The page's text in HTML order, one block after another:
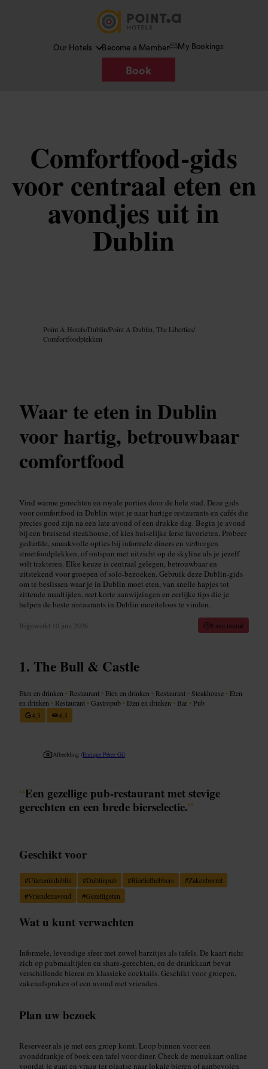
Our Hotels Become a Member My Bookings
Book
Comfortfood-gids
voor centraal eten en
avondjes uit in
Dublin
Point A Hotels/Dublin/Point A Dublin, The Liberties/
Comfortfoodplekken
Waar te eten in Dublin
voor hartig, betrouwbaar
comfortfood
Vind warme gerechten en royale porties door de hele stad. Deze gids
voor comfortfood in Dublin wijst je naar hartige restaurants en cafés die
precies goed zijn na een late avond of een drukke dag. Begin je avond
bij een bruisend steakhouse, of kies huiselijke Ierse favorieten. Probeer
gedurfde, smaakvolle opties bij informele diners en verborgen
streetfoodplekken, of ontspan met uitzicht op de skyline als je jezelf
wilt trakteren. Elke keuze is centraal gelegen, betrouwbaar en
uitstekend voor groepen of solo-bezoeken. Gebruik deze Dublin-gids
om te beslissen waar je in Dublin moet eten, van snelle hapjes tot
zittende maaltijden, met korte aanwijzingen en eerlijke tips die je
helpen de beste restaurants in Dublin moeiteloos te vinden.
Bijgewerkt 10 juni 2026 8 min leestijd
The Bull & Castle
Eten en drinken • Restaurant • Eten en drinken • Restaurant • Steakhouse • Eten
en drinken • Restaurant •Gastropub • Eten en drinken • Bar • Pub
4,5
4,5
Afbeelding /Enrique Pérez Gil
“Een gezellige pub-restaurant met stevige
gerechten en een brede bierselectie.”
Geschikt voor
#Uitetenindublin #Dublinpub #Bierliefhebbers #Zakenborrel
#Vriendenavond #Gezelligeten
Wat u kunt verwachten
Informele, levendige sfeer met zowel barzitjes als tafels. De kaart richt
zich op pubmaaltijden en share-gerechten, en de drankkaart bevat
verschillende bieren en klassieke cocktails. Geschikt voor groepen,
zakenafspraken of een avond met vrienden.
Plan uw bezoek
Reserveer als je met een groep komt. Loop binnen voor een
avonddrankje of boek een tafel voor diner. Check de menukaart online
voordat je gaat en vraag ter plaatse naar lokale bieren of aanbevolen